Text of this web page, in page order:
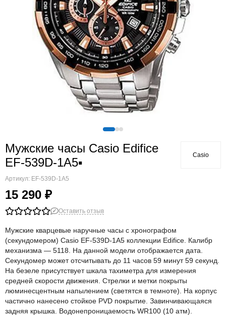
Мужские часы Casio Edifice
EF-539D-1A5▪
Артикул: EF-539D-1A5
15 290 ₽
Casio
Оставить отзыв
Мужские кварцевые наручные часы с хронографом
(секундомером) Casio EF-539D-1A5 коллекции Edifice. Калибр
механизма — 5118. На данной модели отображается дата.
Секундомер может отсчитывать до 11 часов 59 минут 59 секунд.
На безеле присутствует шкала тахиметра для измерения
средней скорости движения. Стрелки и метки покрыты
люминесцентным напылением (светятся в темноте). На корпус
частично нанесено стойкое PVD покрытие. Завинчивающаяся
задняя крышка. Водонепроницаемость WR100 (10 атм).